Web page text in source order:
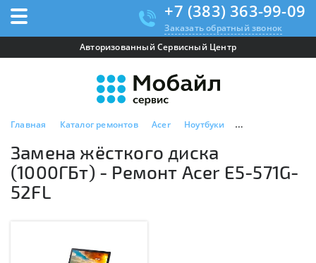
+7 (383) 363-99-09
Заказать обратный звонок
Авторизованный Сервисный Центр
Главная Каталог ремонтов Acer Ноутбуки Acer E5-571G-
Замена жёсткого диска
(1000ГБт) - Ремонт Acer E5-571G-
52FL